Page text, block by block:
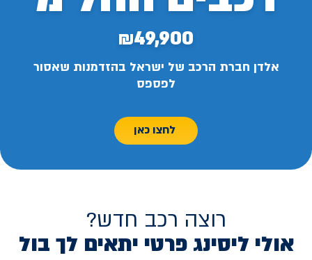
₪49,900
אלדן חברת הרכב של ישראל בהזדמנות שאסור
לפספס
לחצו כאן
רוצה רכב חדש?
אולי ליסינג פרטי יתאים לך בול